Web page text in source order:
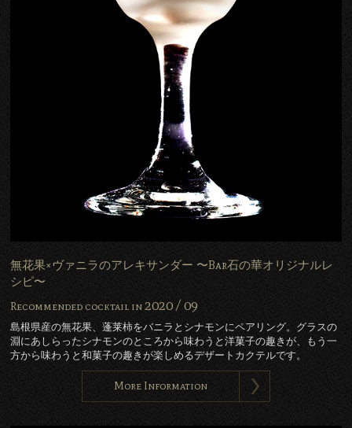
無花果×ヴァニラのアレキサンダー 〜Bar石の華オリジナルレ
シピ〜
Recommended cocktail in2020 /09
島根県産の無花果、蓬莱柿をバニラとシナモンにペアリング。グラスの
淵にあしらったシナモンのところから味わうと洋菓子の趣きが、もう一
方から味わうと和菓子の趣きが楽しめるデザートカクテルです。
More Information